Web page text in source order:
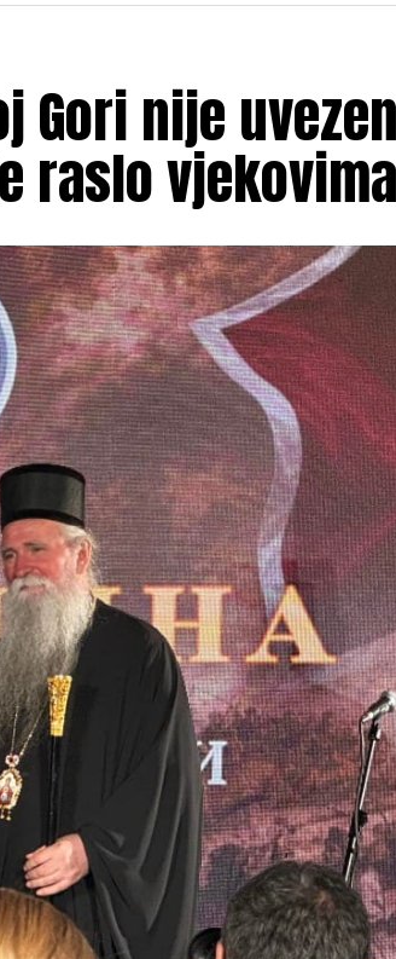
Gori nije
raslo vjekovima